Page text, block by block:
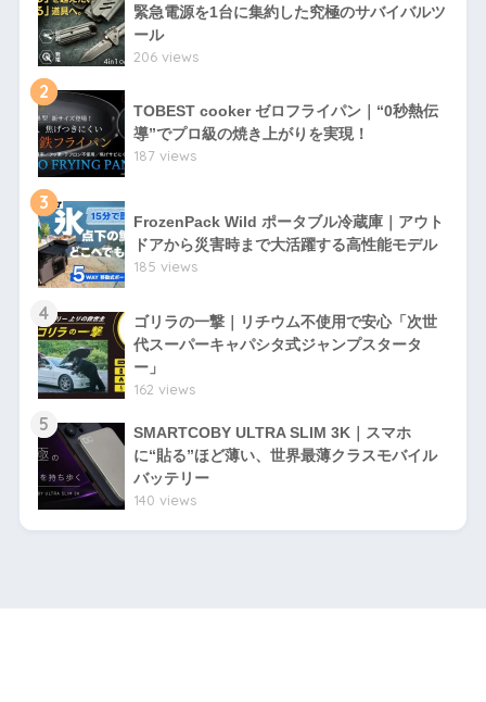
緊急電源を1台に集約した究極のサバイバルツ
ール
206 views
2
TOBEST cooker ゼロフライパン｜“0秒熱伝
導”でプロ級の焼き上がりを実現！
187 views
3
FrozenPack Wild ポータブル冷蔵庫｜アウト
ドアから災害時まで大活躍する高性能モデル
185 views
4
ゴリラの一撃｜リチウム不使用で安心「次世
代スーパーキャパシタ式ジャンプスタータ
ー」
162 views
5
SMARTCOBY ULTRA SLIM 3K｜スマホ
に“貼る”ほど薄い、世界最薄クラスモバイル
バッテリー
140 views